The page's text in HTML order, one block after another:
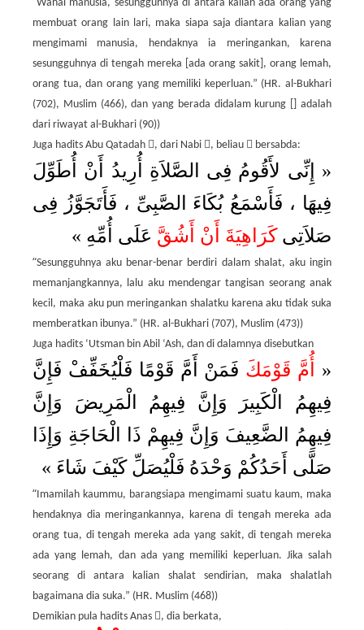
Wahai manusia, sesungguhnya di antara kalian ada orang yang
membuat orang lain lari, maka siapa saja diantara kalian yang
mengimami manusia, hendaknya ia meringankan, karena
sesungguhnya di tengah mereka [ada orang sakit], orang lemah,
orang tua, dan orang yang memiliki keperluan.” (HR. al-Bukhari
(702), Muslim (466), dan yang berada didalam kurung [] adalah
dari riwayat al-Bukhari (90))
Juga hadits Abu Qatadah , dari Nabi , beliau  bersabda:
« إِنِّى لأَقُومُ فِى الصَّلاَةِ أُرِيدُ أَنْ أُطَوِّلَ
فِيهَا ، فَأَسْمَعُ بُكَاءَ الصَّبِىِّ ، فَأَتَجَوَّزُ فِى
صَلاَتِىكَرَاهِيَةَ أَنْ أَشُق َّ عَلَى أُمِّهِ »
“Sesungguhnya aku benar-benar berdiri dalam shalat, aku ingin
memanjangkannya, lalu aku mendengar tangisan seorang anak
kecil, maka aku pun meringankan shalatku karena aku tidak suka
memberatkan ibunya.” (HR. al-Bukhari (707), Muslim (473))
Juga hadits ‘Utsman bin Abil ‘Ash, dan di dalamnya disebutkan
« أُمَّ قَوْمَك َ فَمَنْ أَمَّ قَوْمًا فَلْيُخَفِّفْ فَإِنَّ
فِيهِمُ الْكَبِيرَ وَإِنَّ فِيهِمُ الْمَرِيضَ وَإِنَّ
فِيهِمُ الضَّعِيفَ وَإِنَّ فِيهِمْ ذَا الْحَاجَةِ وَإِذَا
صَلَّى أَحَدُكُمْ وَحْدَهُ فَلْيُصَلِّ كَيْفَ شَاءَ »
“Imamilah kaummu, barangsiapa mengimami suatu kaum, maka
hendaknya dia meringankannya, karena di tengah mereka ada
orang tua, di tengah mereka ada yang sakit, di tengah mereka
ada yang lemah, dan ada yang memiliki keperluan. Jika salah
seorang di antara kalian shalat sendirian, maka shalatlah
bagaimana dia suka.” (HR. Muslim (468))
Demikian pula hadits Anas , dia berkata,